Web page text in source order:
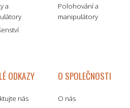
a
Polohování a
manipulátory
ODKAZY
nás
O SPOLEČNOSTI
O nás